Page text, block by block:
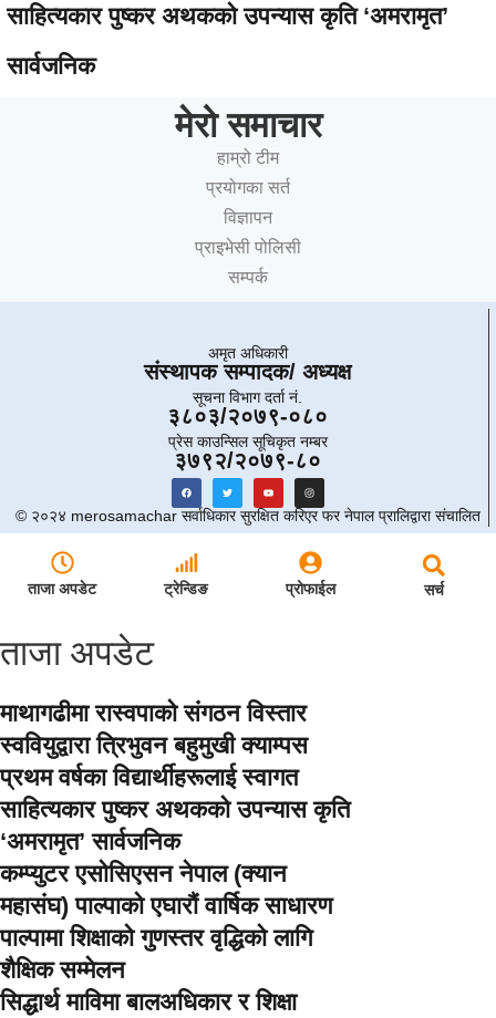
साहित्यकार पुष्कर अथकको उपन्यास कृति ‘अमरामृत’
सार्वजनिक
मेरो समाचार
हाम्रो टीम
प्रयोगका सर्त
विज्ञापन
प्राइभेसी पोलिसी
सम्पर्क
अमृत ​​अधिकारी
संस्थापक सम्पादक/ अध्यक्ष
सूचना विभाग दर्ता नं.
३८०३/२०७९-०८०
प्रेस काउन्सिल सूचिकृत नम्बर
३७९२/२०७९-८०
© २०२४ merosamachar सर्वाधिकार सुरक्षित करिएर फर नेपाल प्रालिद्वारा संचालित
ताजा अपडेट ट्रेन्डिङ प्रोफाईल सर्च
ताजा अपडेट
माथागढीमा रास्वपाको संगठन विस्तार
स्ववियुद्वारा त्रिभुवन बहुमुखी क्याम्पस
प्रथम वर्षका विद्यार्थीहरूलाई स्वागत
साहित्यकार पुष्कर अथकको उपन्यास कृति
‘अमरामृत’ सार्वजनिक
कम्प्युटर एसोसिएसन नेपाल (क्यान
महासंघ) पाल्पाको एघारौं वार्षिक साधारण
पाल्पामा शिक्षाको गुणस्तर वृद्धिको लागि
शैक्षिक सम्मेलन
सिद्धार्थ माविमा बालअधिकार र शिक्षा